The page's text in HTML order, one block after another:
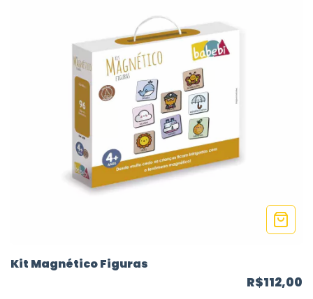
Kit Magnético Figuras
R$112,00